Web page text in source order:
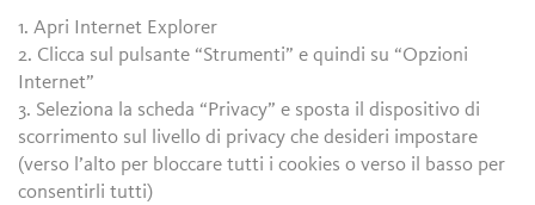
1. Apri Internet Explorer
2. Clicca sul pulsante “Strumenti” e quindi su “Opzioni
Internet”
3. Seleziona la scheda “Privacy” e sposta il dispositivo di
scorrimento sul livello di privacy che desideri impostare
(verso l’alto per bloccare tutti i cookies o verso il basso per
consentirli tutti)